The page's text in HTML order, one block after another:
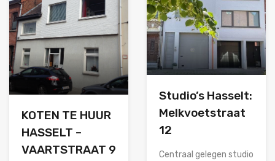
KOTEN TE HUUR
HASSELT –
VAARTSTRAAT 9
Studio’s Hasselt:
Melkvoetstraat
12
Centraal gelegen studio